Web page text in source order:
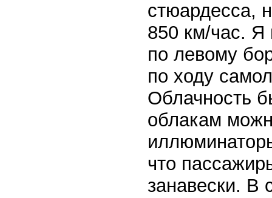
стюардесса,
850 км/час. Я
по левому
по ходу
Облачность
облакам
что
занавески. В